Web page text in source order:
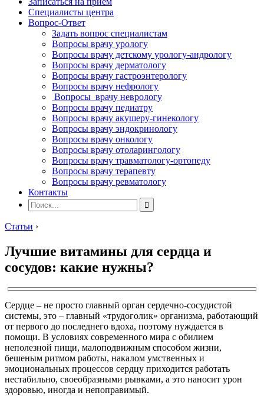
Специалисты центра
Вопрос-Ответ
Задать вопрос специалистам
Вопросы врачу урологу
Вопросы врачу детскому урологу-андрологу
Вопросы врачу дерматологу
Вопросы врачу гастроэнтерологу
Вопросы врачу нефрологу
Вопросы врачу неврологу
Вопросы врачу педиатру
Вопросы врачу акушеру-гинекологу
Вопросы врачу эндокринологу
Вопросы врачу онкологу
Вопросы врачу отоларингологу
Вопросы врачу травматологу-ортопеду
Вопросы врачу терапевту
Вопросы врачу ревматологу
Контакты
Статьи ›
Лучшие витамины для сердца и
сосудов: какие нужны?
Сердце – не просто главный орган сердечно-сосудистой
системы, это – главный «трудоголик» организма, работающий
от первого до последнего вдоха, поэтому нуждается в
помощи. В условиях современного мира с обилием
неполезной пищи, малоподвижным способом жизни,
бешеным ритмом работы, накалом умственных и
эмоциональных процессов сердцу приходится работать
нестабильно, своеобразными рывками, а это наносит урон
здоровью, иногда и непоправимый.